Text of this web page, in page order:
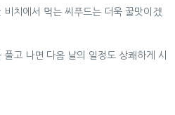
비치에서 먹는 씨푸드는 더욱 꿀맛이겠
고 나면 다음 날의 일정도 상쾌하게 시